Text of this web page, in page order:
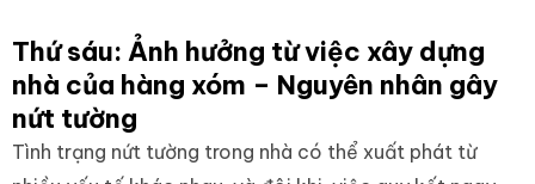
Thứ sáu: Ảnh hưởng từ việc xây dựng
nhà của hàng xóm – Nguyên nhân gây
nứt tường
Tình trạng nứt tường trong nhà có thể xuất phát từ